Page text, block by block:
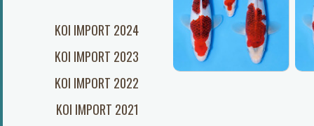
KOI IMPORT 2024
KOI IMPORT 2023
KOI IMPORT 2022
KOI IMPORT 2021